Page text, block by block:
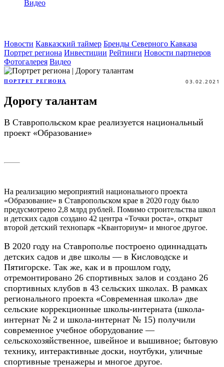
Видео
Новости Кавказский таймер Бренды Северного Кавказа
Портрет региона Инвестиции Рейтинги Новости партнеров
Фотогалерея Видео
ПОРТРЕТ РЕГИОНА 03.02.2021
Дорогу талантам
В Ставропольском крае реализуется национальный
проект «Образование»
На реализацию мероприятий национального проекта
«Образование» в Ставропольском крае в 2020 году было
предусмотрено 2,8 млрд рублей. Помимо строительства школ
и детских садов создано 42 центра «Точки роста», открыт
второй детский технопарк «Кванториум» и многое другое.
В 2020 году на Ставрополье построено одиннадцать
детских садов и две школы — в Кисловодске и
Пятигорске. Так же, как и в прошлом году,
отремонтировано 26 спортивных залов и создано 26
спортивных клубов в 43 сельских школах. В рамках
регионального проекта «Современная школа» две
сельские коррекционные школы-интерната (школа-
интернат № 2 и школа-интернат № 15) получили
современное учебное оборудование —
сельскохозяйственное, швейное и вышивное; бытовую
технику, интерактивные доски, ноутбуки, уличные
спортивные тренажеры и многое другое.